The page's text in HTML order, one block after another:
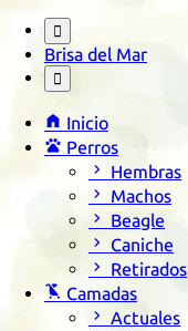

Brisa del Mar

 Inicio
 Perros
 Hembras
 Machos
 Beagle
 Caniche
 Retirados
 Camadas
 Actuales